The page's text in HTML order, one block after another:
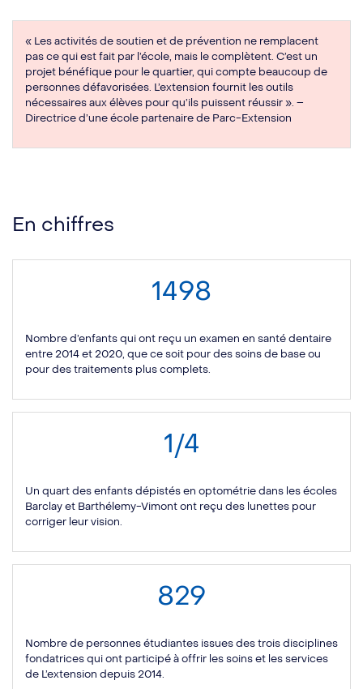
« Les activités de soutien et de prévention ne remplacent
pas ce qui est fait par l’école, mais le complètent. C’est un
projet bénéfique pour le quartier, qui compte beaucoup de
personnes défavorisées. L’extension fournit les outils
nécessaires aux élèves pour qu’ils puissent réussir ». –
Directrice d’une école partenaire de Parc-Extension
En chiffres
1498
Nombre d’enfants qui ont reçu un examen en santé dentaire
entre 2014 et 2020, que ce soit pour des soins de base ou
pour des traitements plus complets.
1/4
Un quart des enfants dépistés en optométrie dans les écoles
Barclay et Barthélemy-Vimont ont reçu des lunettes pour
corriger leur vision.
829
Nombre de personnes étudiantes issues des trois disciplines
fondatrices qui ont participé à offrir les soins et les services
de L’extension depuis 2014.